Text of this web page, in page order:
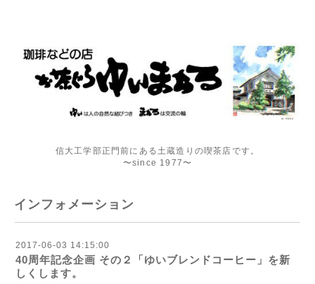
信大工学部正門前にある土蔵造りの喫茶店です。
〜since 1977〜
インフォメーション
2017-06-03 14:15:00
40周年記念企画 その２「ゆいブレンドコーヒー」を新
しくします。